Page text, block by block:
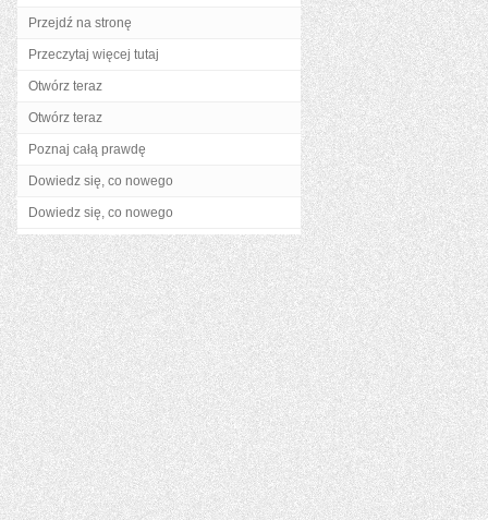
Przejdź na stronę
Przeczytaj więcej tutaj
Otwórz teraz
Otwórz teraz
Poznaj całą prawdę
Dowiedz się, co nowego
Dowiedz się, co nowego